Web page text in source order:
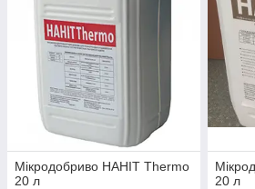
Мікродобриво НАНІТ Thermo
20 л
20 л